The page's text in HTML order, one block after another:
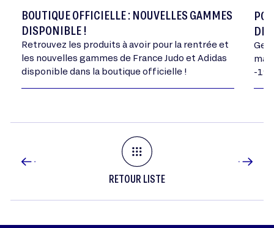
BOUTIQUE OFFICIELLE : NOUVELLES GAMMES
DISPONIBLE !
Retrouvez les produits à avoir pour la rentrée et
les nouvelles gammes de France Judo et Adidas
disponible dans la boutique officielle !
DE
-
RETOUR LISTE